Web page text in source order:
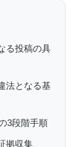
る投稿の具
法となる基
3段階手順
拠収集